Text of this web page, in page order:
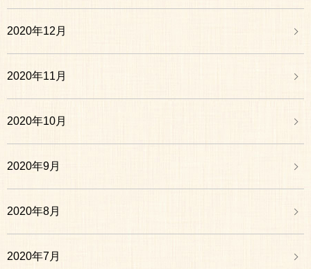
2020年12月
2020年11月
2020年10月
2020年9月
2020年8月
2020年7月